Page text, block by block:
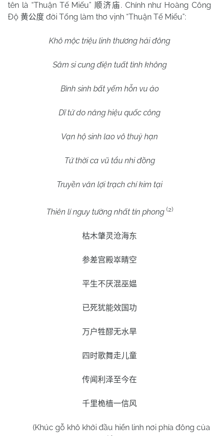
tên là “Thuận Tế Miếu” 顺济庙. Chính như Hoàng Công
Độ 黄公度 đời Tống làm thơ vịnh “Thuận Tế Miếu”:
Khô mộc triệu linh thương hải đông
Sâm si cung điện tuất tình không
Bình sinh bất yếm hỗn vu ảo
Dĩ tử do năng hiệu quốc công
Vạn hộ sinh lao vô thuỷ hạn
Tứ thời ca vũ tẩu nhi đồng
Truyền văn lợi trạch chí kim tại
Thiên lí nguy tường nhất tín phong (2)
枯木肇灵沧海东
参差宫殿崒睛空
平生不厌混巫媪
已死犹能效国功
万户牲醪无水旱
四时歌舞走儿童
传闻利泽至今在
千里桅樯一信风
(Khúc gỗ khô khởi đầu hiển linh nơi phía đông của